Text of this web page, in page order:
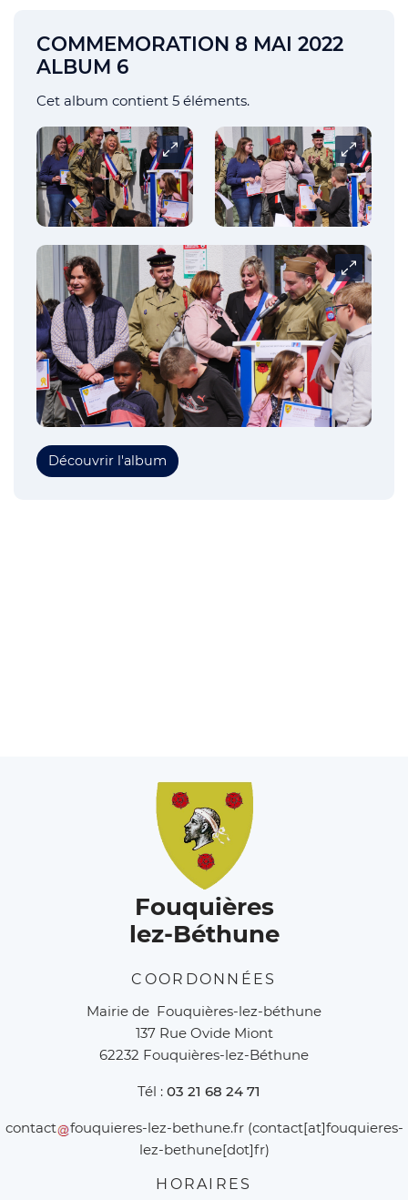
COMMEMORATION 8 MAI 2022
ALBUM 6
Cet album contient 5 éléments.
Carrousel Carrousel
Carrousel
Découvrir l'album
Fouquières
lez-Béthune
COORDONNÉES
Mairie de Fouquières-lez-béthune
137 Rue Ovide Miont
62232 Fouquières-lez-Béthune
Tél : 03 21 68 24 71
contact fouquieres-lez-bethune.fr(contact[at]fouquieres-
lez-bethune[dot]fr)
HORAIRES